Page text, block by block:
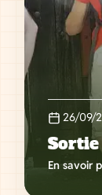
26/09/
En savoir